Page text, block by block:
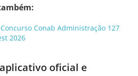
Conab Administração 127
2026
oficial e